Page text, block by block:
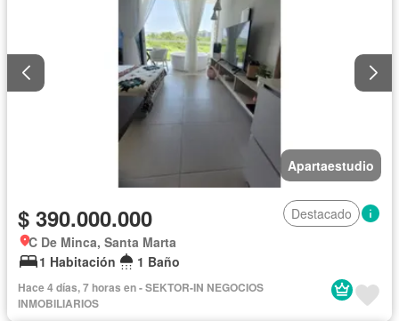
Apartaestudio
$ 390.000.000
Destacado
C De Minca, Santa Marta
1 Habitación
1 Baño
Hace 4 días, 7 horas en - SEKTOR-IN NEGOCIOS
INMOBILIARIOS